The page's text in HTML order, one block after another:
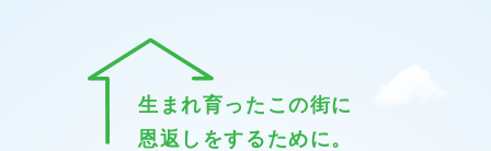
生まれ育ったこの街に
恩返しをするために。